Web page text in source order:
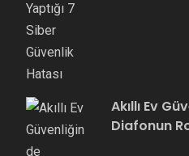
Akıllı Ev
Diafonun